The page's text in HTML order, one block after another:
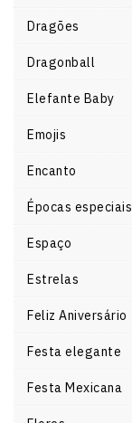
Dragões
Dragonball
Elefante Baby
Emojis
Encanto
Épocas especiais
Espaço
Estrelas
Feliz Aniversário
Festa elegante
Festa Mexicana